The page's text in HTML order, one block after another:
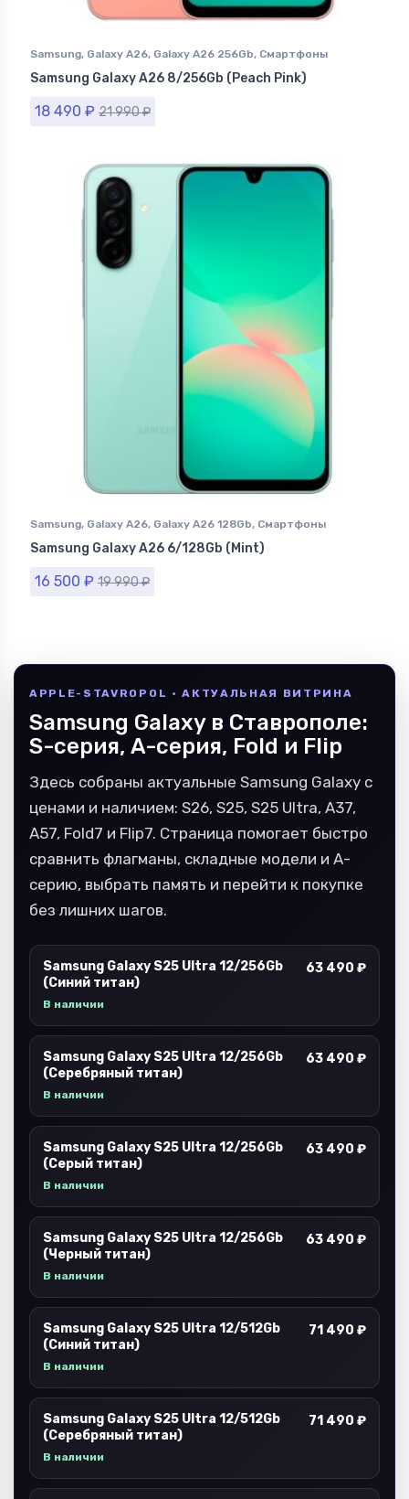
Samsung, Galaxy A26, Galaxy A26 256Gb, Смартфоны
Samsung в Ставрополе
Samsung Galaxy A26 8/256Gb (Peach Pink)
18 490 ₽ 21 990₽
Samsung, Galaxy A26, Galaxy A26 128Gb, Смартфоны
Samsung в Ставрополе
Samsung Galaxy A26 6/128Gb (Mint)
16 500 ₽ 19 990₽
APPLE-STAVROPOL · АКТУАЛЬНАЯ ВИТРИНА
Samsung Galaxy в Ставрополе:
S-серия, A-серия, Fold и Flip
Здесь собраны актуальные Samsung Galaxy с
ценами и наличием: S26, S25, S25 Ultra, A37,
A57, Fold7 и Flip7. Страница помогает быстро
сравнить флагманы, складные модели и A-
серию, выбрать память и перейти к покупке
без лишних шагов.
Samsung Galaxy S25 Ultra 12/256Gb
(Синий титан)
В наличии
63 490 ₽
Samsung Galaxy S25 Ultra 12/256Gb
(Серебряный титан)
В наличии
63 490 ₽
Samsung Galaxy S25 Ultra 12/256Gb
(Серый титан)
В наличии
63 490 ₽
Samsung Galaxy S25 Ultra 12/256Gb
(Черный титан)
В наличии
63 490 ₽
Samsung Galaxy S25 Ultra 12/512Gb
(Синий титан)
В наличии
71 490 ₽
Samsung Galaxy S25 Ultra 12/512Gb
(Серебряный титан)
В наличии
71 490 ₽